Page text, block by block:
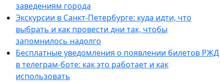
заведениям города
Экскурсии в Санкт-Петербурге: куда идти, что
выбрать и как провести дни так, чтобы
запомнилось надолго
Бесплатные уведомления о появлении билетов РЖД
в телеграм-боте: как это работает и как
использовать